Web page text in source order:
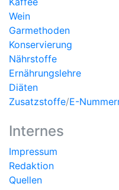
Wein
Garmethoden
Konservierung
Nährstoffe
Ernährungslehre
Diäten
Zusatzstoffe/E-
Internes
Impressum
Redaktion
Quellen